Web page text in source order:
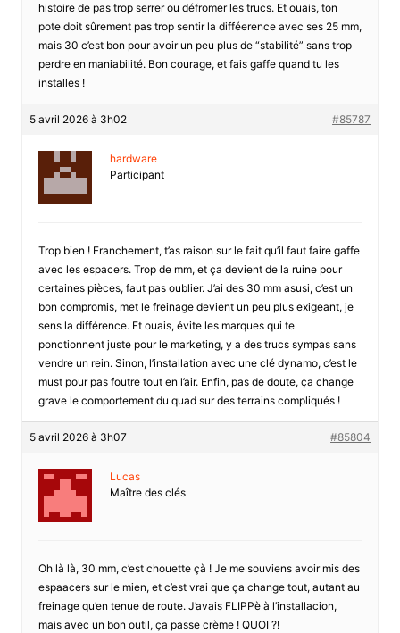
histoire de pas trop serrer ou défromer les trucs. Et ouais, ton
pote doit sûrement pas trop sentir la difféerence avec ses 25 mm,
mais 30 c’est bon pour avoir un peu plus de “stabilité” sans trop
perdre en maniabilité. Bon courage, et fais gaffe quand tu les
installes !
5 avril 2026 à 3h02 #85787
hardware
Participant
Trop bien ! Franchement, t’as raison sur le fait qu’il faut faire gaffe
avec les espacers. Trop de mm, et ça devient de la ruine pour
certaines pièces, faut pas oublier. J’ai des 30 mm asusi, c’est un
bon compromis, met le freinage devient un peu plus exigeant, je
sens la différence. Et ouais, évite les marques qui te
ponctionnent juste pour le marketing, y a des trucs sympas sans
vendre un rein. Sinon, l’installation avec une clé dynamo, c’est le
must pour pas foutre tout en l’air. Enfin, pas de doute, ça change
grave le comportement du quad sur des terrains compliqués !
5 avril 2026 à 3h07 #85804
Lucas
Maître des clés
Oh là là, 30 mm, c’est chouette çà ! Je me souviens avoir mis des
espaacers sur le mien, et c’est vrai que ça change tout, autant au
freinage qu’en tenue de route. J’avais FLIPPè à l’installacion,
mais avec un bon outil, ça passe crème ! QUOI ?!